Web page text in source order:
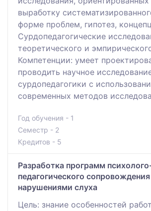
выработку
форме проблем, гипотез,
Сурдопедагогические
теоретического и
Компетенции: умеет
проводить научное
сурдопедагогики с
современных методов
Год обучения - 1
Семестр - 2
Кредитов - 5
Разработка программ
педагогического
нарушениями слуха
Цель: знание особенностей